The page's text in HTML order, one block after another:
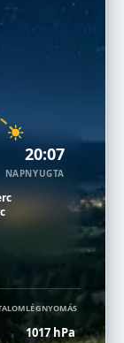
20:07
NAPNYUGTA
LÉGNYOMÁS
1017 hPa